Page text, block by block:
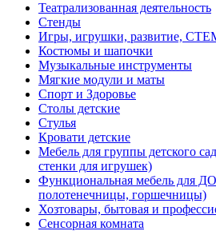
Театрализованная деятельность
Стенды
Игры, игрушки, развитие,
Костюмы и шапочки
Музыкальные инструменты
Мягкие модули и маты
Спорт и Здоровье
Столы детские
Стулья
Кровати детские
Мебель для группы детского
стенки для игрушек)
Функциональная мебель для
полотенечницы, горшечницы)
Хозтовары, бытовая и
Сенсорная комната